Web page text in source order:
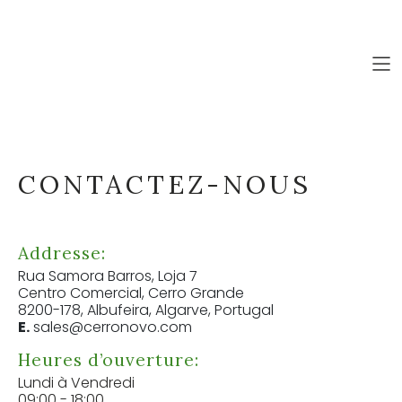
PAGE
COLLECTIONS
À PROPOS
SERVICES
L'ALGARVE
BLOG
CONTACTEZ-NOUS
Addresse:
Rua Samora Barros, Loja 7
Centro Comercial, Cerro Grande
8200-178, Albufeira, Algarve, Portugal
E.sales@cerronovo.com
Heures d’ouverture:
Lundi à Vendredi